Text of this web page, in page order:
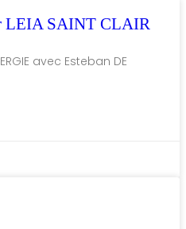
LEIA SAINT CLAIR
avec Esteban DE